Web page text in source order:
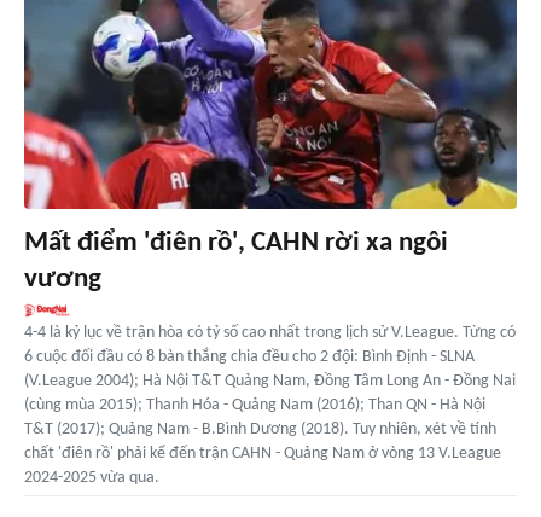
Mất điểm 'điên rồ', CAHN rời xa ngôi
vương
4-4 là kỷ lục về trận hòa có tỷ số cao nhất trong lịch sử V.League. Từng có
6 cuộc đối đầu có 8 bàn thắng chia đều cho 2 đội: Bình Định - SLNA
(V.League 2004); Hà Nội T&T Quảng Nam, Đồng Tâm Long An - Đồng Nai
(cùng mùa 2015); Thanh Hóa - Quảng Nam (2016); Than QN - Hà Nội
T&T (2017); Quảng Nam - B.Bình Dương (2018). Tuy nhiên, xét về tính
chất 'điên rồ' phải kể đến trận CAHN - Quảng Nam ở vòng 13 V.League
2024-2025 vừa qua.